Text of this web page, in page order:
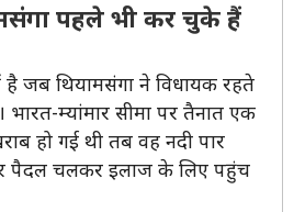
पहले भी कर चुके हैं
है जब थियामसंगा ने विधायक रहते
भारत-म्यांमार सीमा पर तैनात एक
हो गई थी तब वह नदी पार
पैदल चलकर इलाज के लिए पहुंच